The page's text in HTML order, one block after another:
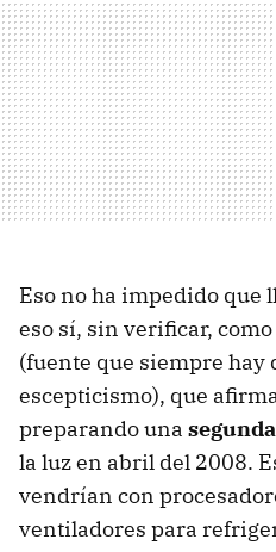
Eso no ha impedido que
eso sí, sin verificar,
(fuente que siempre hay
escepticismo), que
preparando una
la luz en abril del 2008.
vendrían con
ventiladores para